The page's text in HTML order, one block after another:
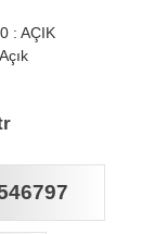
: AÇIK